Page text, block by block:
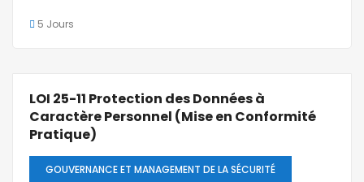
5 Jours
LOI 25-11 Protection des Données à
Caractère Personnel (Mise en Conformité
Pratique)
GOUVERNANCE ET MANAGEMENT DE LA SÉCURITÉ